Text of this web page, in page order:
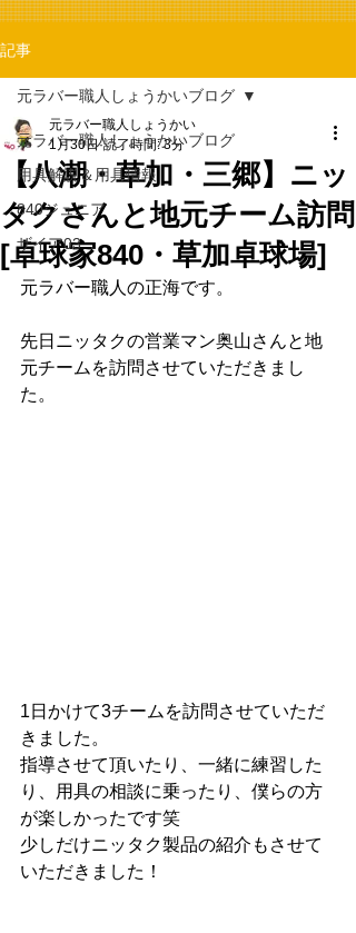
記事
元ラバー職人しょうかいブログ
用具解説＆用具情報
840ジュニア
ザイア03
元ラバー職人しょうかいブログ
【八潮・草加・三郷】ニッ
タクさんと地元チーム訪問
[卓球家840・草加卓球場]
元ラバー職人しょうかい
1月30日 読了時間: 3分
元ラバー職人の正海です。
先日ニッタクの営業マン奥山さんと地
元チームを訪問させていただきまし
た。
1日かけて3チームを訪問させていただ
きました。
指導させて頂いたり、一緒に練習した
り、用具の相談に乗ったり、僕らの方
が楽しかったです笑
少しだけニッタク製品の紹介もさせて
いただきました！